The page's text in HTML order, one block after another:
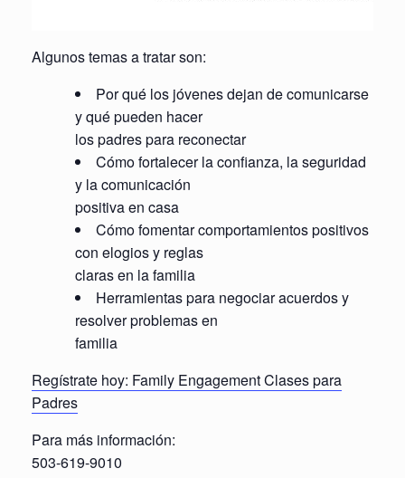
Algunos temas a tratar son:
Por qué los jóvenes dejan de comunicarse
y qué pueden hacer
los padres para reconectar
Cómo fortalecer la confianza, la seguridad
y la comunicación
positiva en casa
Cómo fomentar comportamientos positivos
con elogios y reglas
claras en la familia
Herramientas para negociar acuerdos y
resolver problemas en
familia
Regístrate hoy: Family Engagement Clases para
Padres
Para más información:
503-619-9010